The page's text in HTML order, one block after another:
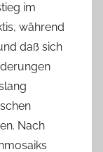
im
während
daß sich
Nach